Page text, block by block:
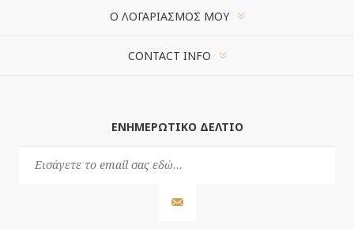
Ο ΛΟΓΑΡΙΑΣΜΌΣ ΜΟΥ
CONTACT INFO
ΕΝΗΜΕΡΩΤΙΚΌ ΔΕΛΤΊΟ